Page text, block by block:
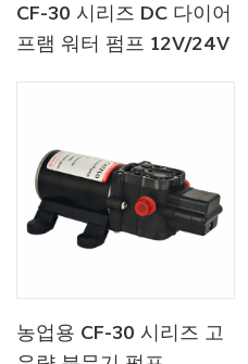
CF-30 시리즈 DC 다이어
프램 워터 펌프 12V/24V
농업용 CF-30 시리즈 고